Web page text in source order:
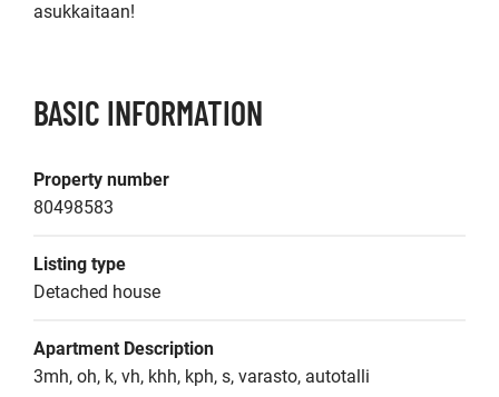
asukkaitaan!
BASIC INFORMATION
Property number
80498583
Listing type
Detached house
Apartment Description
3mh, oh, k, vh, khh, kph, s, varasto, autotalli